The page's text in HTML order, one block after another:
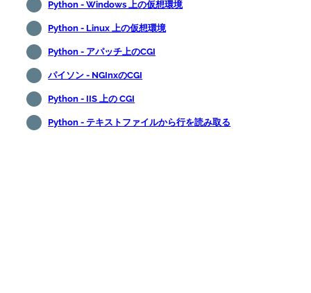
Python - Windows 上の仮想環境
Python - Linux 上の仮想環境
Python - アパッチ上のCGI
パイソン - NGInxのCGI
Python - IIS 上の CGI
Python - テキストファイルから行を読み取る